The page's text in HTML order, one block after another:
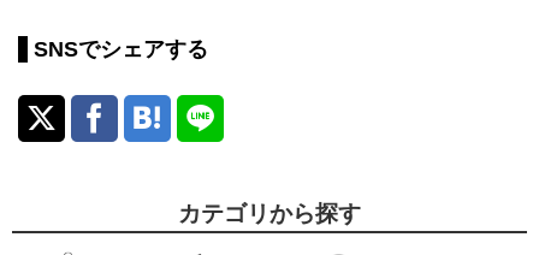
SNSでシェアする
カテゴリから探す